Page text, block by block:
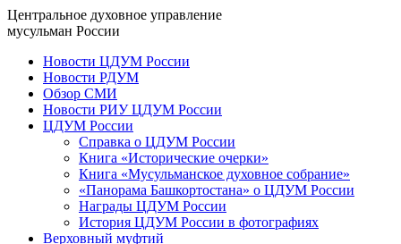
Центральное духовное управление
мусульман России
Новости ЦДУМ России
Новости РДУМ
Обзор СМИ
Новости РИУ ЦДУМ России
ЦДУМ России
Справка о ЦДУМ России
Книга «Исторические очерки»
Книга «Мусульманское духовное собрание»
«Панорама Башкортостана» о ЦДУМ России
Награды ЦДУМ России
История ЦДУМ России в фотографиях
Верховный муфтий